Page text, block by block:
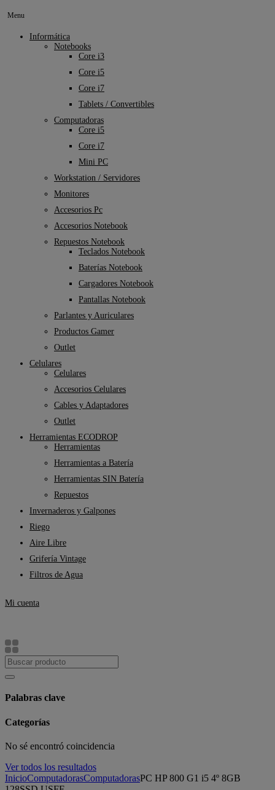
Menu
Informática
Notebooks
Core i3
Core i5
Core i7
Tablets / Convertibles
Computadoras
Core i5
Core i7
Mini PC
Workstation / Servidores
Monitores
Accesorios Pc
Accesorios Notebook
Repuestos Notebook
Teclados Notebook
Baterías Notebook
Cargadores Notebook
Pantallas Notebook
Parlantes y Auriculares
Productos Gamer
Outlet
Celulares
Celulares
Accesorios Celulares
Cables y Adaptadores
Outlet
Herramientas ECODROP
Herramientas
Herramientas a Batería
Herramientas SIN Batería
Repuestos
Invernaderos y Galpones
Riego
Aire Libre
Grifería Vintage
Filtros de Agua
Mi cuenta
Palabras clave
Categorías
No sé encontró coincidencia
Ver todos los resultados
InicioComputadorasComputadorasPC HP 800 G1 i5 4º 8GB